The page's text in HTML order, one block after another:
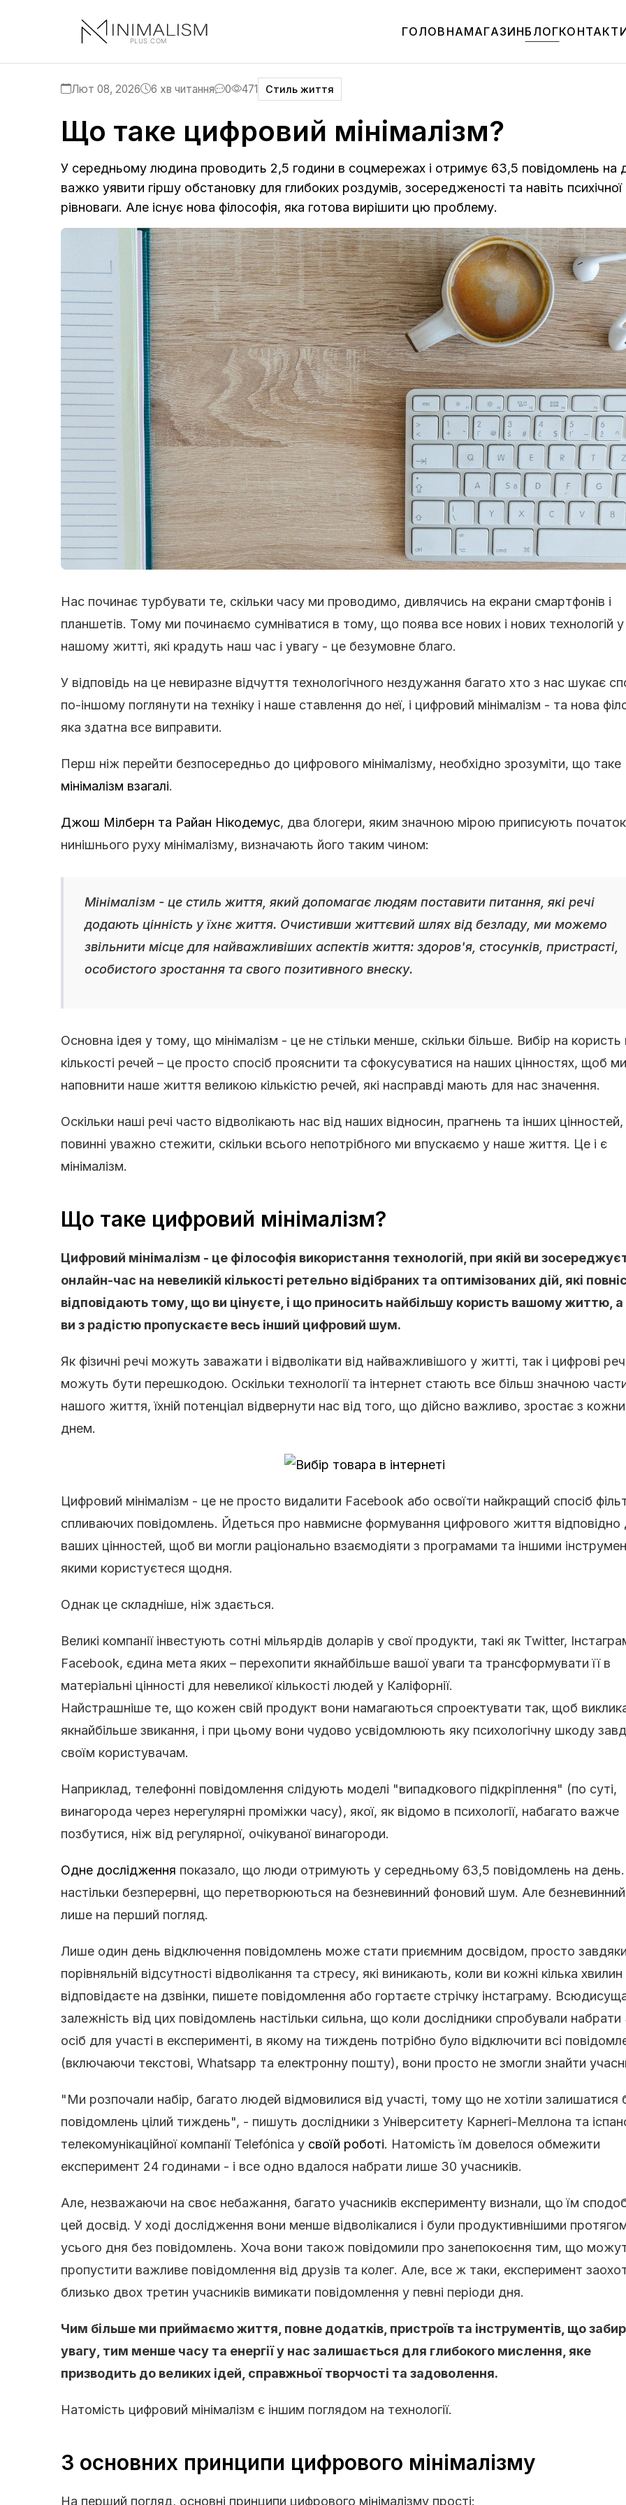
ГОЛОВНАМАГАЗИНБЛОГ
Лют 08, 2026 6 хв читання 0 471 Стиль життя
Що таке цифровий мінімалізм?
У середньому людина проводить 2,5 години в соцмережах і отримує 63,5 повідомлень на
важко уявити гіршу обстановку для глибоких роздумів, зосередженості та навіть психічної
рівноваги. Але існує нова філософія, яка готова вирішити цю проблему.
Нас починає турбувати те, скільки часу ми проводимо, дивлячись на екрани смартфонів і
планшетів. Тому ми починаємо сумніватися в тому, що поява все нових і нових технологій у
нашому житті, які крадуть наш час і увагу - це безумовне благо.
У відповідь на це невиразне відчуття технологічного нездужання багато хто з нас шукає
по-іншому поглянути на техніку і наше ставлення до неї, і цифровий мінімалізм - та нова
яка здатна все виправити.
Перш ніж перейти безпосередньо до цифрового мінімалізму, необхідно зрозуміти, що таке
мінімалізм взагалі.
Джош Мілберн та Райан Нікодемус, два блогери, яким значною мірою приписують початок
нинішнього руху мінімалізму, визначають його таким чином:
Мінімалізм - це стиль життя, який допомагає людям поставити питання, які речі
додають цінність у їхнє життя. Очистивши життєвий шлях від безладу, ми можемо
звільнити місце для найважливіших аспектів життя: здоров'я, стосунків, пристрасті,
особистого зростання та свого позитивного внеску.
Основна ідея у тому, що мінімалізм - це не стільки менше, скільки більше. Вибір на
кількості речей – це просто спосіб прояснити та сфокусуватися на наших цінностях, щоб
наповнити наше життя великою кількістю речей, які насправді мають для нас значення.
Оскільки наші речі часто відволікають нас від наших відносин, прагнень та інших
повинні уважно стежити, скільки всього непотрібного ми впускаємо у наше життя. Це і є
мінімалізм.
Що таке цифровий мінімалізм?
Цифровий мінімалізм - це філософія використання технологій, при якій ви
онлайн-час на невеликій кількості ретельно відібраних та оптимізованих дій, які
відповідають тому, що ви цінуєте, і що приносить найбільшу користь вашому життю, а
ви з радістю пропускаєте весь інший цифровий шум.
Як фізичні речі можуть заважати і відволікати від найважливішого у житті, так і цифрові
можуть бути перешкодою. Оскільки технології та інтернет стають все більш значною
нашого життя, їхній потенціал відвернути нас від того, що дійсно важливо, зростає з
днем.
Цифровий мінімалізм - це не просто видалити Facebook або освоїти найкращий спосіб
спливаючих повідомлень. Йдеться про навмисне формування цифрового життя відповідно
ваших цінностей, щоб ви могли раціонально взаємодіяти з програмами та іншими
якими користуєтеся щодня.
Однак це складніше, ніж здається.
Великі компанії інвестують сотні мільярдів доларів у свої продукти, такі як Twitter,
Facebook, єдина мета яких – перехопити якнайбільше вашої уваги та трансформувати її в
матеріальні цінності для невеликої кількості людей у ​​Каліфорнії.
Найстрашніше те, що кожен свій продукт вони намагаються спроектувати так, щоб
якнайбільше звикання, і при цьому вони чудово усвідомлюють яку психологічну шкоду
своїм користувачам.
Наприклад, телефонні повідомлення слідують моделі "випадкового підкріплення" (по суті,
винагорода через нерегулярні проміжки часу), якої, як відомо в психології, набагато важче
позбутися, ніж від регулярної, очікуваної винагороди.
Одне дослідження показало, що люди отримують у середньому 63,5 повідомлень на
настільки безперервні, що перетворюються на безневинний фоновий шум. Але
лише на перший погляд.
Лише один день відключення повідомлень може стати приємним досвідом, просто завдяки
порівняльній відсутності відволікання та стресу, які виникають, коли ви кожні кілька хвилин
відповідаєте на дзвінки, пишете повідомлення або гортаєте стрічку інстаграму.
залежність від цих повідомлень настільки сильна, що коли дослідники спробували набрати
осіб для участі в експерименті, в якому на тиждень потрібно було відключити всі
(включаючи текстові, Whatsapp та електронну пошту), вони просто не змогли знайти
"Ми розпочали набір, багато людей відмовилися від участі, тому що не хотіли залишатися
повідомлень цілий тиждень", - пишуть дослідники з Університету Карнегі-Меллона та
телекомунікаційної компанії Telefónica у своїй роботі. Натомість їм довелося обмежити
експеримент 24 годинами - і все одно вдалося набрати лише 30 учасників.
Але, незважаючи на своє небажання, багато учасників експерименту визнали, що їм
цей досвід. У ході дослідження вони менше відволікалися і були продуктивнішими
усього дня без повідомлень. Хоча вони також повідомили про занепокоєння тим, що
пропустити важливе повідомлення від друзів та колег. Але, все ж таки, експеримент
близько двох третин учасників вимикати повідомлення у певні періоди дня.
Чим більше ми приймаємо життя, повне додатків, пристроїв та інструментів, що
увагу, тим менше часу та енергії у нас залишається для глибокого мислення, яке
призводить до великих ідей, справжньої творчості та задоволення.
Натомість цифровий мінімалізм є іншим поглядом на технології.
3 основних принципи цифрового мінімалізму
На перший погляд, основні принципи цифрового мінімалізму прості: